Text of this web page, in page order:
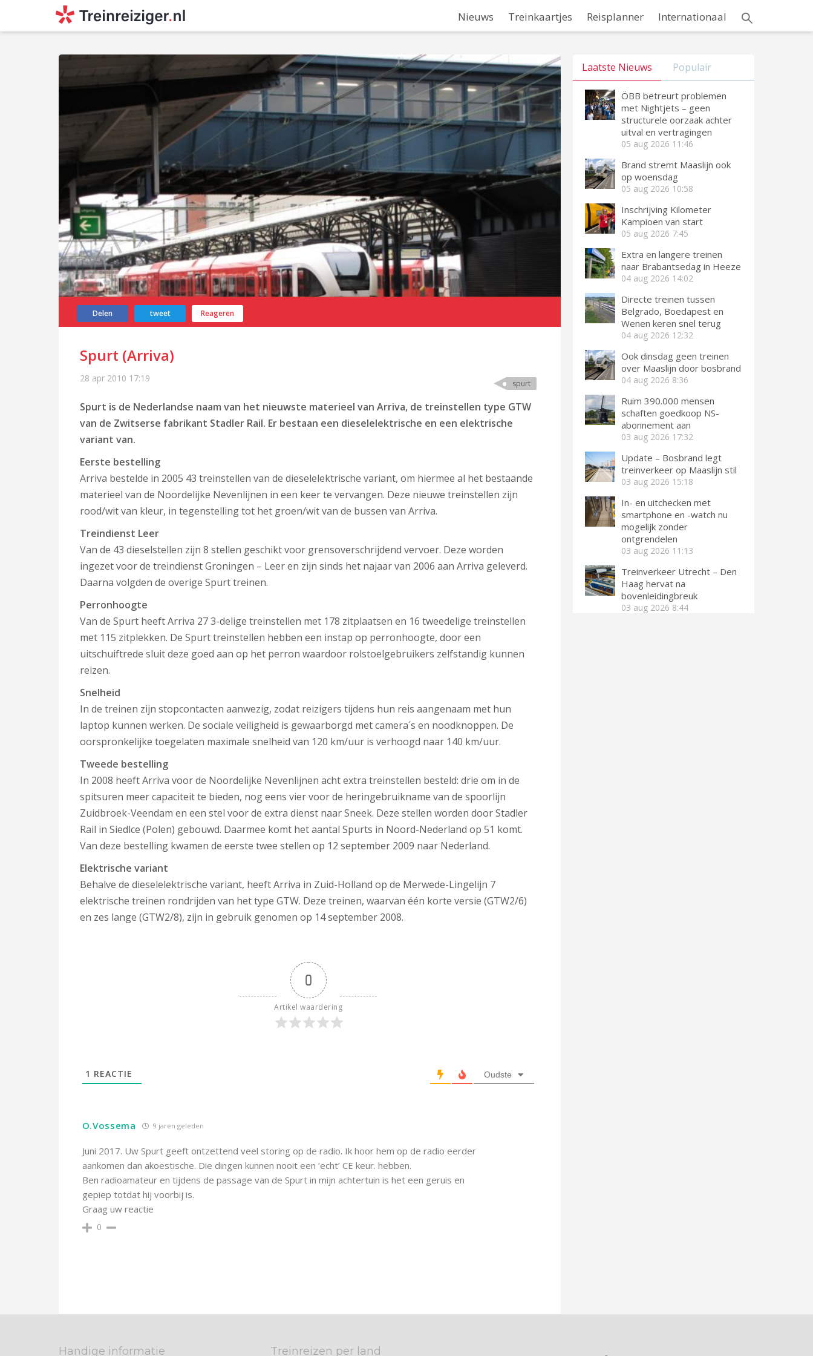
Nieuws Treinkaartjes Reisplanner Internationaal
Delen tweet Reageren
Spurt (Arriva)
28 apr 2010 17:19 spurt
Spurt is de Nederlandse naam van het nieuwste materieel van Arriva, de treinstellen type GTW
van de Zwitserse fabrikant Stadler Rail. Er bestaan een dieselelektrische en een elektrische
variant van.
Eerste bestelling
Arriva bestelde in 2005 43 treinstellen van de dieselelektrische variant, om hiermee al het bestaande
materieel van de Noordelijke Nevenlijnen in een keer te vervangen. Deze nieuwe treinstellen zijn
rood/wit van kleur, in tegenstelling tot het groen/wit van de bussen van Arriva.
Treindienst Leer
Van de 43 dieselstellen zijn 8 stellen geschikt voor grensoverschrijdend vervoer. Deze worden
ingezet voor de treindienst Groningen – Leer en zijn sinds het najaar van 2006 aan Arriva geleverd.
Daarna volgden de overige Spurt treinen.
Perronhoogte
Van de Spurt heeft Arriva 27 3-delige treinstellen met 178 zitplaatsen en 16 tweedelige treinstellen
met 115 zitplekken. De Spurt treinstellen hebben een instap op perronhoogte, door een
uitschuiftrede sluit deze goed aan op het perron waardoor rolstoelgebruikers zelfstandig kunnen
reizen.
Snelheid
In de treinen zijn stopcontacten aanwezig, zodat reizigers tijdens hun reis aangenaam met hun
laptop kunnen werken. De sociale veiligheid is gewaarborgd met camera´s en noodknoppen. De
oorspronkelijke toegelaten maximale snelheid van 120 km/uur is verhoogd naar 140 km/uur.
Tweede bestelling
In 2008 heeft Arriva voor de Noordelijke Nevenlijnen acht extra treinstellen besteld: drie om in de
spitsuren meer capaciteit te bieden, nog eens vier voor de heringebruikname van de spoorlijn
Zuidbroek-Veendam en een stel voor de extra dienst naar Sneek. Deze stellen worden door Stadler
Rail in Siedlce (Polen) gebouwd. Daarmee komt het aantal Spurts in Noord-Nederland op 51 komt.
Van deze bestelling kwamen de eerste twee stellen op 12 september 2009 naar Nederland.
Elektrische variant
Behalve de dieselelektrische variant, heeft Arriva in Zuid-Holland op de Merwede-Lingelijn 7
elektrische treinen rondrijden van het type GTW. Deze treinen, waarvan één korte versie (GTW2/6)
en zes lange (GTW2/8), zijn in gebruik genomen op 14 september 2008.
0
Artikel waardering
1 REACTIE Oudste
O.Vossema 9 jaren geleden
Juni 2017. Uw Spurt geeft ontzettend veel storing op de radio. Ik hoor hem op de radio eerder
aankomen dan akoestische. Die dingen kunnen nooit een ‘echt’ CE keur. hebben.
Ben radioamateur en tijdens de passage van de Spurt in mijn achtertuin is het een geruis en
gepiep totdat hij voorbij is.
Graag uw reactie
0
Laatste Nieuws Populair
ÖBB betreurt problemen
met Nightjets – geen
structurele oorzaak achter
uitval en vertragingen
05 aug 2026 11:46
Brand stremt Maaslijn ook
op woensdag
05 aug 2026 10:58
Inschrijving Kilometer
Kampioen van start
05 aug 2026 7:45
Extra en langere treinen
naar Brabantsedag in Heeze
04 aug 2026 14:02
Directe treinen tussen
Belgrado, Boedapest en
Wenen keren snel terug
04 aug 2026 12:32
Ook dinsdag geen treinen
over Maaslijn door bosbrand
04 aug 2026 8:36
Ruim 390.000 mensen
schaften goedkoop NS-
abonnement aan
03 aug 2026 17:32
Update – Bosbrand legt
treinverkeer op Maaslijn stil
03 aug 2026 15:18
In- en uitchecken met
smartphone en -watch nu
mogelijk zonder
ontgrendelen
03 aug 2026 11:13
Treinverkeer Utrecht – Den
Haag hervat na
bovenleidingbreuk
03 aug 2026 8:44
Handige informatie Treinreizen per land